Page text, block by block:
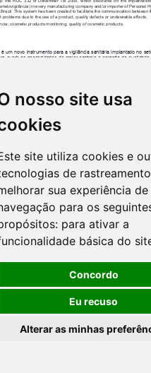
nosso site usa
site utiliza cookies e
de
sua experiência de
para os
para ativar a
básica do
Concordo
Eu recuso
Alterar as minhas